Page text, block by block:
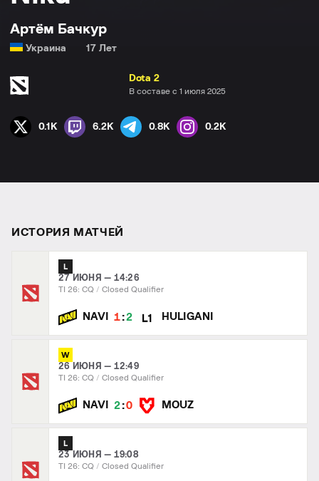
Артём Бачкур
Украина 17 Лет
Dota 2
В составе с 1 июля 2025
0.1K 6.2K 0.8K 0.2K
ИСТОРИЯ МАТЧЕЙ
L
27 ИЮНЯ — 14:26
TI 26: CQ Closed Qualifier
NAVI 1 :2 HULIGANI
W
26 ИЮНЯ — 12:49
TI 26: CQ Closed Qualifier
NAVI 2 :0 MOUZ
L
23 ИЮНЯ — 19:08
TI 26: CQ Closed Qualifier